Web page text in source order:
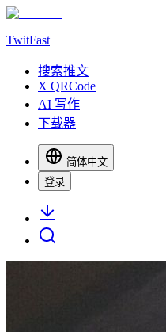
TwitFast
搜索推文
X QRCode
AI 写作
下载器
简体中文
登录